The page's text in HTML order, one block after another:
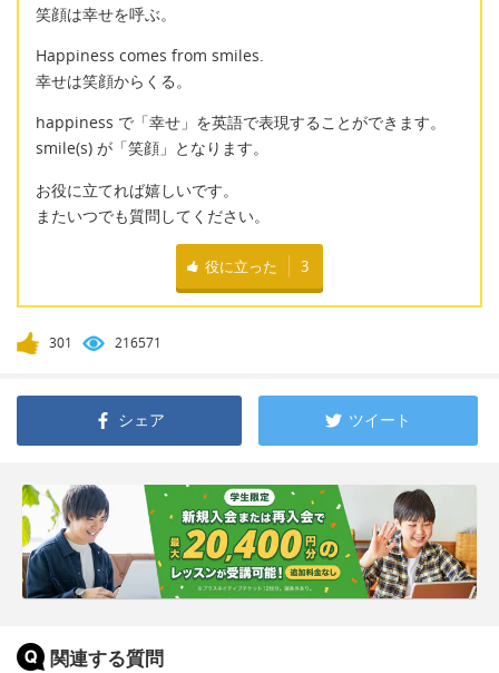
笑顔は幸せを呼ぶ。
Happiness comes from smiles.
幸せは笑顔からくる。
happiness で「幸せ」を英語で表現することができます。
smile(s) が「笑顔」となります。
お役に立てれば嬉しいです。
またいつでも質問してください。
役に立った 3
301 216571
シェア ツイート
関連する質問